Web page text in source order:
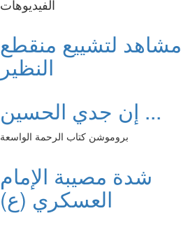
الفیدیوهات
مشاهد لتشييع منقطع
النظير
إن جدي الحسين ...
بروموشن كتاب الرحمة الواسعة
شدة مصيبة الإمام
العسكري (ع)